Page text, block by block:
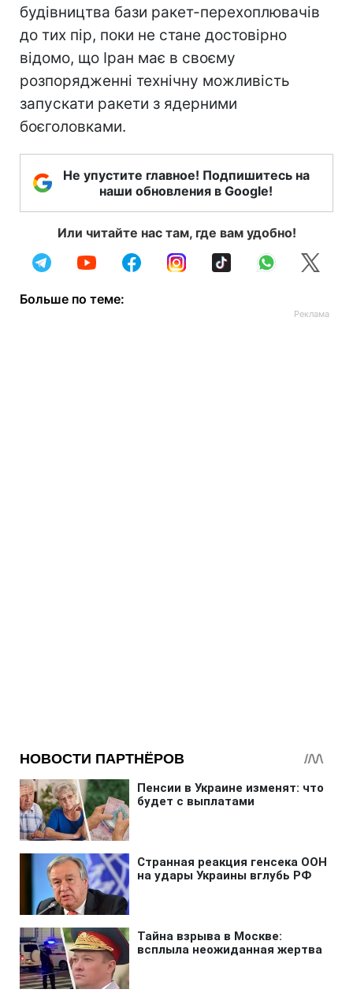
будівництва бази ракет-перехоплювачів
до тих пір, поки не стане достовірно
відомо, що Іран має в своєму
розпорядженні технічну можливість
запускати ракети з ядерними
боєголовками.
Не упустите главное! Подпишитесь на
наши обновления в Google!
Или читайте нас там, где вам удобно!
Больше по теме: